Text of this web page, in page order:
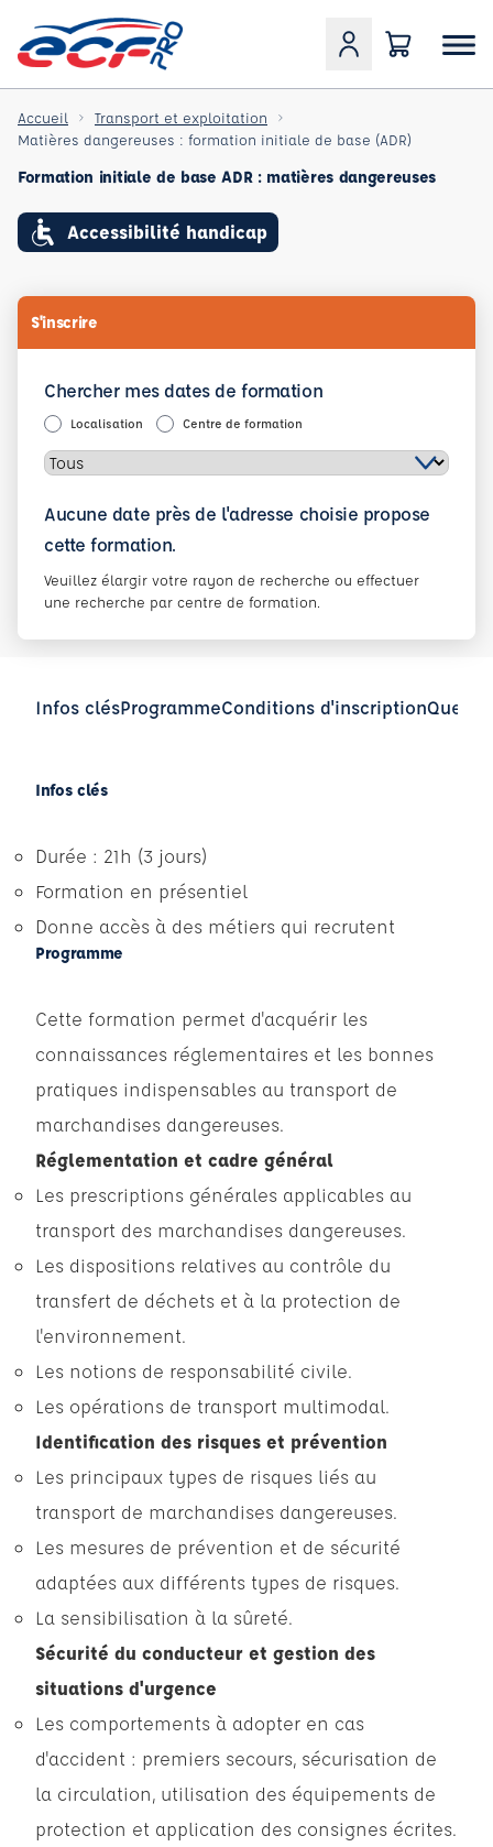
Accueil
Transport et exploitation
Matières dangereuses : formation initiale de base (ADR)
Formation initiale de base ADR : matières dangereuses
Accessibilité handicap
S'inscrire
Chercher mes dates de formation
Localisation Centre de formation
Aucune date près de l'adresse choisie propose
cette formation.
Veuillez élargir votre rayon de recherche ou effectuer
une recherche par centre de formation.
Infos clésProgrammeConditions d'inscription
Infos clés
Durée : 21h (3 jours)
Formation en présentiel
Donne accès à des métiers qui recrutent
Programme
Cette formation permet d'acquérir les
connaissances réglementaires et les bonnes
pratiques indispensables au transport de
marchandises dangereuses.
Réglementation et cadre général
Les prescriptions générales applicables au
transport des marchandises dangereuses.
Les dispositions relatives au contrôle du
transfert de déchets et à la protection de
l'environnement.
Les notions de responsabilité civile.
Les opérations de transport multimodal.
Identification des risques et prévention
Les principaux types de risques liés au
transport de marchandises dangereuses.
Les mesures de prévention et de sécurité
adaptées aux différents types de risques.
La sensibilisation à la sûreté.
Sécurité du conducteur et gestion des
situations d'urgence
Les comportements à adopter en cas
d'accident : premiers secours, sécurisation de
la circulation, utilisation des équipements de
protection et application des consignes écrites.